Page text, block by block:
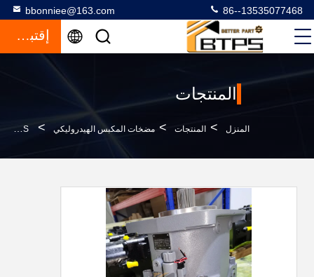
bbonniee@163.com 86--13535077468
إقتباس
المنتجات
المنزل > المنتجات > مضخات المكبس الهيدروليكي > R902196119 A11VLO260LRDU2/11R-NZD12K02P-S ريكسروث A11VO سلسلة مضخة البستن المحوري المتغير A11VO190LRSU2_11R-NZD12K01H